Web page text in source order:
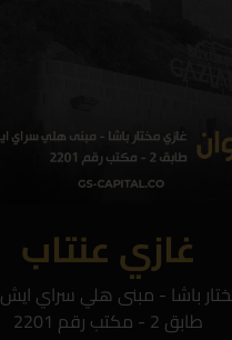
غازي عنتاب
باشا - مبنى هلي سراي
طابق 2 - مكتب رقم 2201